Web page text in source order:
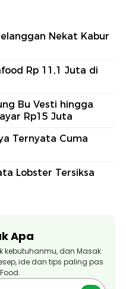
Nekat Kabur
Rp 11,1 Juta di
Bu Vesti hingga
Rp15 Juta
Ternyata Cuma
Lobster Tersiksa
Apa
kebutuhanmu, dan Masak
ide dan tips paling pas